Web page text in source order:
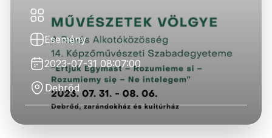
Esemény
2023-07-31 08:07:00
Debrőd